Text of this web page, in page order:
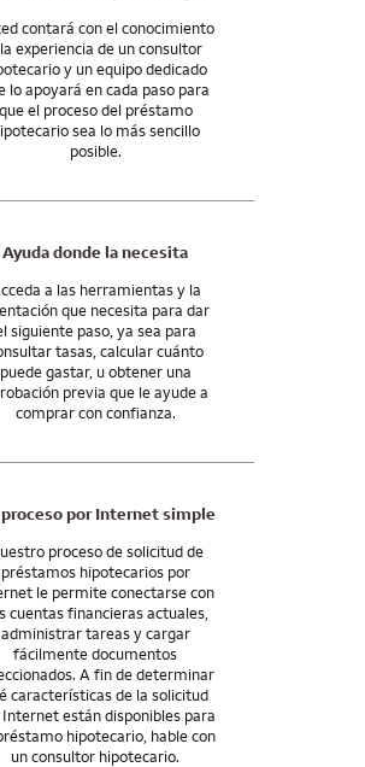
los procesos por Internet para
convenientes para nuestros clientes. A fin
características de la solicitud por Internet
para su préstamo hipotecario, hable con un
no termina cuando usted recibe las llaves.
y los recursos que necesita para
contará con el conocimiento
experiencia de un consultor
y un equipo dedicado
lo apoyará en cada paso para
que el proceso del préstamo
sea lo más sencillo
posible.
Ayuda donde la necesita
a las herramientas y la
que necesita para dar
siguiente paso, ya sea para
tasas, calcular cuánto
puede gastar, u obtener una
previa que le ayude a
comprar con confianza.
proceso por Internet simple
proceso de solicitud de
préstamos hipotecarios por
le permite conectarse con
cuentas financieras actuales,
administrar tareas y cargar
fácilmente documentos
A fin de determinar
características de la solicitud
Internet están disponibles para
hipotecario, hable con
un consultor hipotecario.